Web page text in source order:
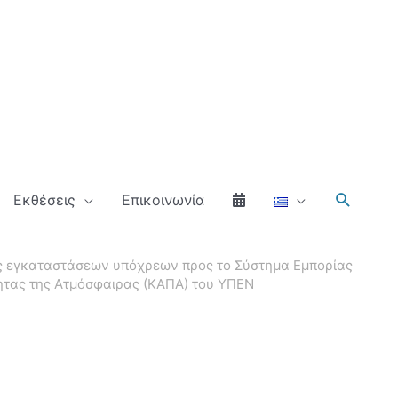
Εκθέσεις Επικοινωνία
υπόχρεων προς το Σύστημα Εμπορίας
της Ατμόσφαιρας (ΚΑΠΑ) του ΥΠΕΝ